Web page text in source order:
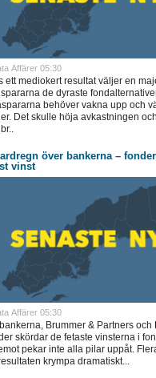
Affärer 05:30
ett mediokert resultat väljer en
de dyraste
behöver vakna upp och
Det skulle höja avkastningen
över bankerna –
vinst
Affärer 05:30
Brummer & Partners och
skördar de fetaste vinsterna i
pekar inte alla pilar uppåt.
krympa dramatiskt...